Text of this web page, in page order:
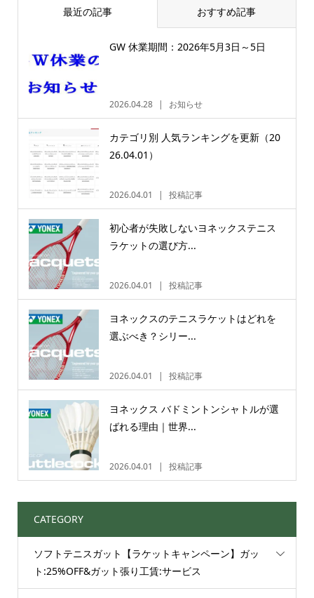
最近の記事 おすすめ記事
GW 休業期間：2026年5月3日～5日
2026.04.28 お知らせ
カテゴリ別 人気ランキングを更新（20
26.04.01）
2026.04.01 投稿記事
初心者が失敗しないヨネックステニス
ラケットの選び方...
2026.04.01 投稿記事
ヨネックスのテニスラケットはどれを
選ぶべき？シリー...
2026.04.01 投稿記事
ヨネックス バドミントンシャトルが選
ばれる理由｜世界...
2026.04.01 投稿記事
CATEGORY
ソフトテニスガット【ラケットキャンペーン】ガッ
ト:25%OFF&ガット張り工賃:サービス